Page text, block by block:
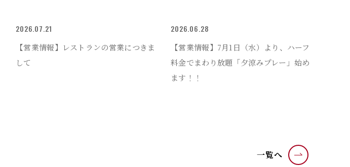
2026.07.21
【営業情報】レストランの営業につきま
して
2026.06.28
【営業情報】7月1日（水）より、ハーフ
料金でまわり放題「夕涼みプレー」始め
ます！！
一覧へ